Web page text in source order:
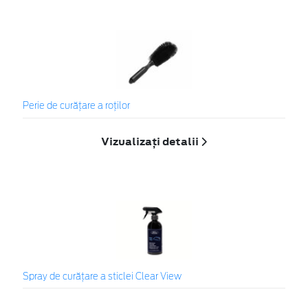
Perie de curățare a roților
Vizualizați detalii
Spray de curățare a sticlei Clear View